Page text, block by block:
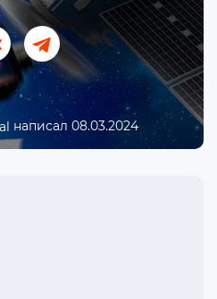
написал 08.03.2024